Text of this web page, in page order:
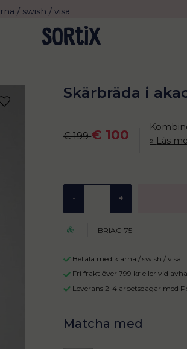
vid avhämtning
med Postnord
Skärbräda i
€ 199€ 100
Läs
- +
BRIAC-75
Betala med klarna / swish / visa
Fri frakt över 799 kr eller vid
Leverans 2-4 arbetsdagar med